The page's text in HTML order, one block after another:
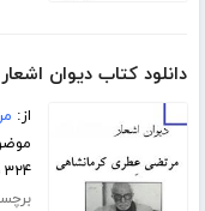
دانلود کتاب دیوان
از:
۳۲۴ صفحه